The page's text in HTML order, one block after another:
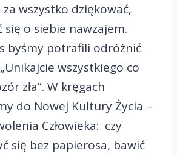
wszystko dziękować,
się o siebie nawzajem.
byśmy potrafili odróżnić
wszystkiego co
zła”. W kręgach
do Nowej Kultury Życia –
Człowieka: czy
się bez papierosa, bawić